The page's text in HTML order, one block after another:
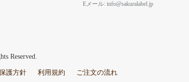
Eメール:info@sakuralabel.jp
Reserved.
護方針 利用規約 ご注文の流れ